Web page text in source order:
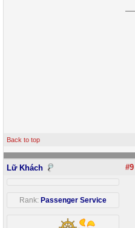
Back to top
Lữ Khách #9
Rank: Passenger Service